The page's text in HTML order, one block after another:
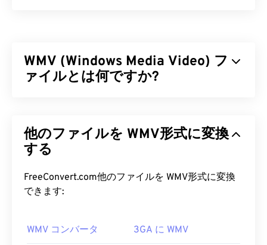
楽の世界における標準化された言語です。MIDI
は、アプリケーション、ソフトウェア、ハードウェ
MIDI ファイルを開くにはどうすれ
ばいいですか?
MIDIファイルを開くのに最適なプログラムは
ラットフォームやOSを問わず動作する
WMV (Windows Media Video) フ
ァイルとは何ですか?
ァイルサイズを圧縮することで、ビデオの画質を維
持しながら管理しやすいファイル形式を実現しま
Format（ASF）と呼ばれるデジタルコンテナ形式
によくカプセル化されます。
ればいいですか?
他のファイルを WMV形式に変換
する
FreeConvert.com他のファイルを WMV形式に変換
できます:
WMV コンバータ 3GA に WMV